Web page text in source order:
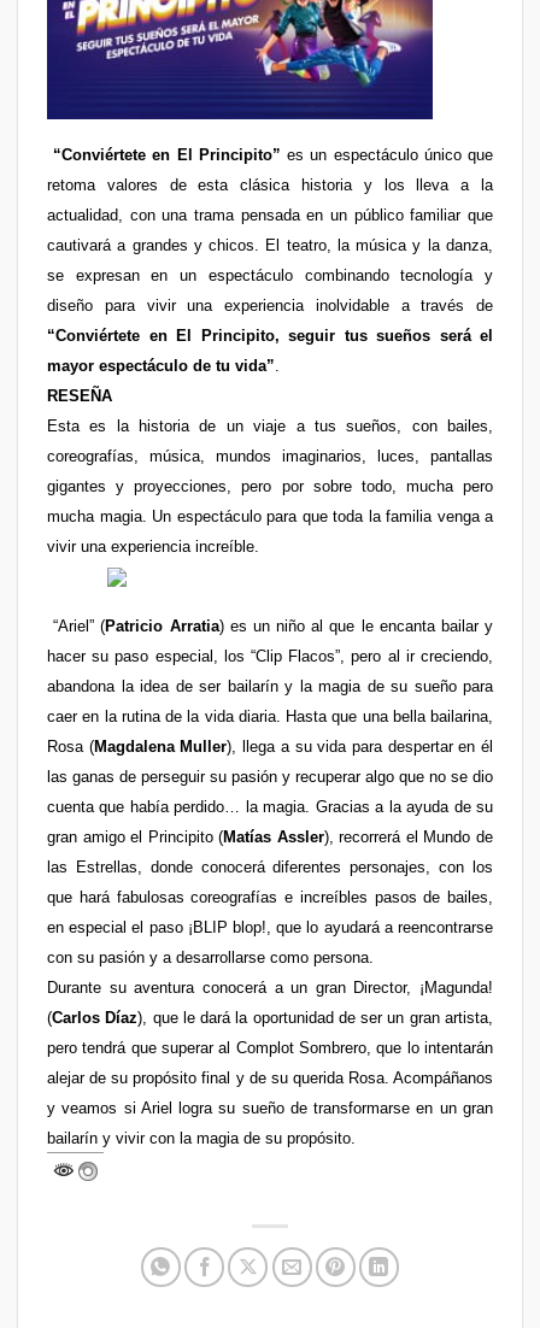
“Conviértete en El Principito” es un espectáculo único que
retoma valores de esta clásica historia y los lleva a la
actualidad, con una trama pensada en un público familiar que
cautivará a grandes y chicos. El teatro, la música y la danza,
se expresan en un espectáculo combinando tecnología y
diseño para vivir una experiencia inolvidable a través de
“Conviértete en El Principito, seguir tus sueños será el
mayor espectáculo de tu vida”
RESEÑA
Esta es la historia de un viaje a tus sueños, con bailes,
coreografías, música, mundos imaginarios, luces, pantallas
gigantes y proyecciones, pero por sobre todo, mucha pero
mucha magia. Un espectáculo para que toda la familia venga a
vivir una experiencia increíble.
“Ariel” (Patricio Arratia) es un niño al que le encanta bailar y
hacer su paso especial, los “Clip Flacos”, pero al ir creciendo,
abandona la idea de ser bailarín y la magia de su sueño para
caer en la rutina de la vida diaria. Hasta que una bella bailarina,
Rosa (Magdalena Muller), llega a su vida para despertar en él
las ganas de perseguir su pasión y recuperar algo que no se dio
cuenta que había perdido… la magia. Gracias a la ayuda de su
gran amigo el Principito (Matías Assler), recorrerá el Mundo de
las Estrellas, donde conocerá diferentes personajes, con los
que hará fabulosas coreografías e increíbles pasos de bailes,
en especial el paso ¡BLIP blop!, que lo ayudará a reencontrarse
con su pasión y a desarrollarse como persona.
Durante su aventura conocerá a un gran Director, ¡Magunda!
(Carlos Díaz), que le dará la oportunidad de ser un gran artista,
pero tendrá que superar al Complot Sombrero, que lo intentarán
alejar de su propósito final y de su querida Rosa. Acompáñanos
y veamos si Ariel logra su sueño de transformarse en un gran
bailarín y vivir con la magia de su propósito.